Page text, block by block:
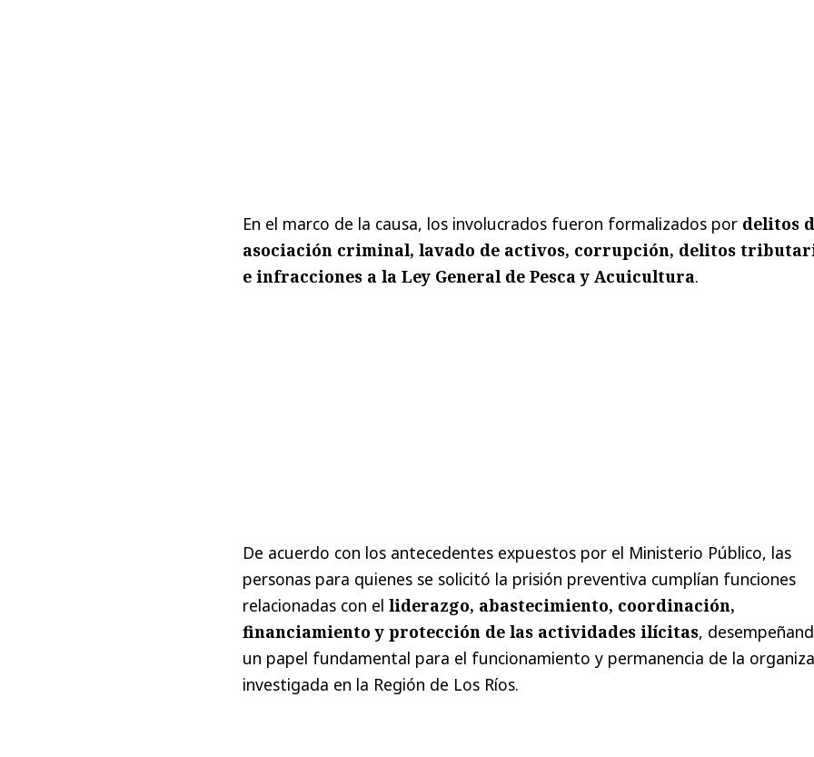
En el marco de la causa, los involucrados fueron formalizados por delitos
asociación criminal, lavado de activos, corrupción, delitos
e infracciones a la Ley General de Pesca y Acuicultura.
De acuerdo con los antecedentes expuestos por el Ministerio Público, las
personas para quienes se solicitó la prisión preventiva cumplían funciones
relacionadas con el liderazgo, abastecimiento, coordinación,
financiamiento y protección de las actividades ilícitas,
un papel fundamental para el funcionamiento y permanencia de la
investigada en la Región de Los Ríos.